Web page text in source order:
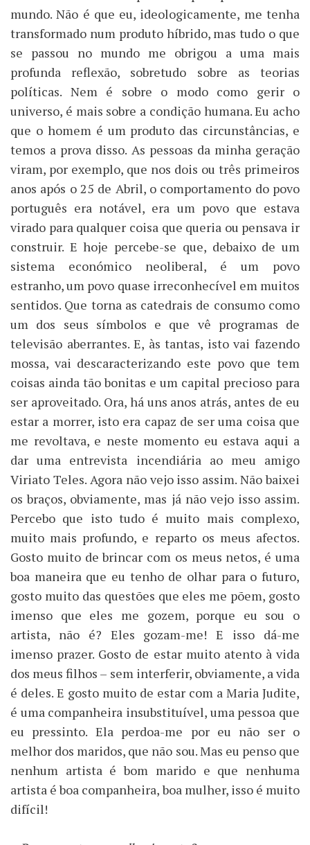
mundo. Não é que eu, ideologicamente, me tenha
transformado num produto híbrido, mas tudo o que
se passou no mundo me obrigou a uma mais
profunda reflexão, sobretudo sobre as teorias
políticas. Nem é sobre o modo como gerir o
universo, é mais sobre a condição humana. Eu acho
que o homem é um produto das circunstâncias, e
temos a prova disso. As pessoas da minha geração
viram, por exemplo, que nos dois ou três primeiros
anos após o 25 de Abril, o comportamento do povo
português era notável, era um povo que estava
virado para qualquer coisa que queria ou pensava ir
construir. E hoje percebe-se que, debaixo de um
sistema económico neoliberal, é um povo
estranho, um povo quase irreconhecível em muitos
sentidos. Que torna as catedrais de consumo como
um dos seus símbolos e que vê programas de
televisão aberrantes. E, às tantas, isto vai fazendo
mossa, vai descaracterizando este povo que tem
coisas ainda tão bonitas e um capital precioso para
ser aproveitado. Ora, há uns anos atrás, antes de eu
estar a morrer, isto era capaz de ser uma coisa que
me revoltava, e neste momento eu estava aqui a
dar uma entrevista incendiária ao meu amigo
Viriato Teles. Agora não vejo isso assim. Não baixei
os braços, obviamente, mas já não vejo isso assim.
Percebo que isto tudo é muito mais complexo,
muito mais profundo, e reparto os meus afectos.
Gosto muito de brincar com os meus netos, é uma
boa maneira que eu tenho de olhar para o futuro,
gosto muito das questões que eles me põem, gosto
imenso que eles me gozem, porque eu sou o
artista, não é? Eles gozam-me! E isso dá-me
imenso prazer. Gosto de estar muito atento à vida
dos meus filhos – sem interferir, obviamente, a vida
é deles. E gosto muito de estar com a Maria Judite,
é uma companheira insubstituível, uma pessoa que
eu pressinto. Ela perdoa-me por eu não ser o
melhor dos maridos, que não sou. Mas eu penso que
nenhum artista é bom marido e que nenhuma
artista é boa companheira, boa mulher, isso é muito
difícil!